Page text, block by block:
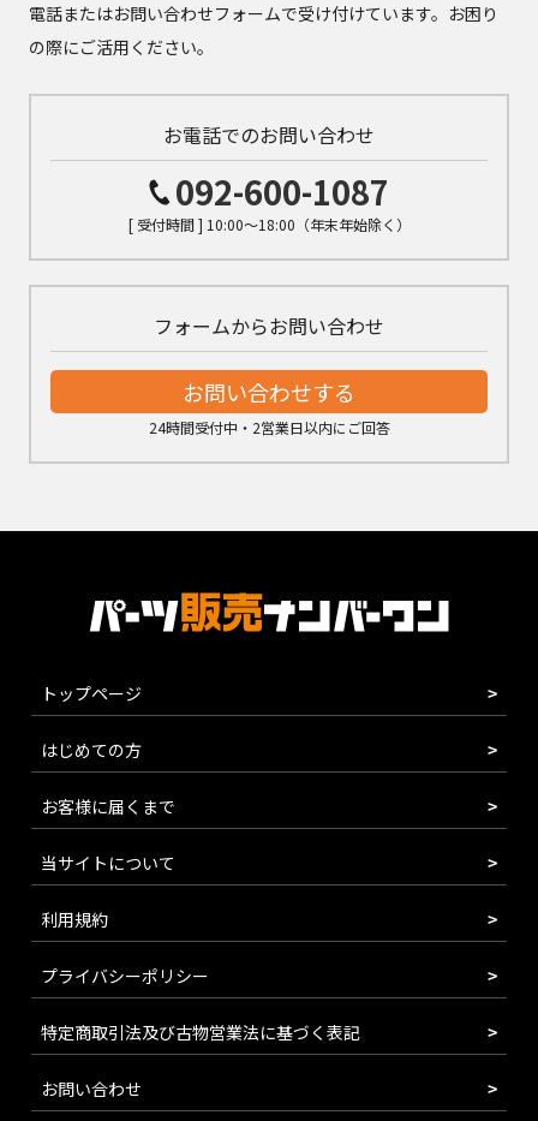
電話またはお問い合わせフォームで受け付けています。お困り
の際にご活用ください。
お電話でのお問い合わせ
092-600-1087
[ 受付時間 ] 10:00～18:00（年末年始除く）
フォームからお問い合わせ
お問い合わせする
24時間受付中・2営業日以内にご回答
トップページ
はじめての方
お客様に届くまで
当サイトについて
利用規約
プライバシーポリシー
特定商取引法及び古物営業法に基づく表記
お問い合わせ